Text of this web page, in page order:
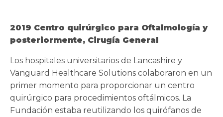
2019 Centro quirúrgico para Oftalmología y
posteriormente, Cirugía General
Los hospitales universitarios de Lancashire y
Vanguard Healthcare Solutions colaboraron en un
primer momento para proporcionar un centro
quirúrgico para procedimientos oftálmicos. La
Fundación estaba reutilizando los quirófanos de